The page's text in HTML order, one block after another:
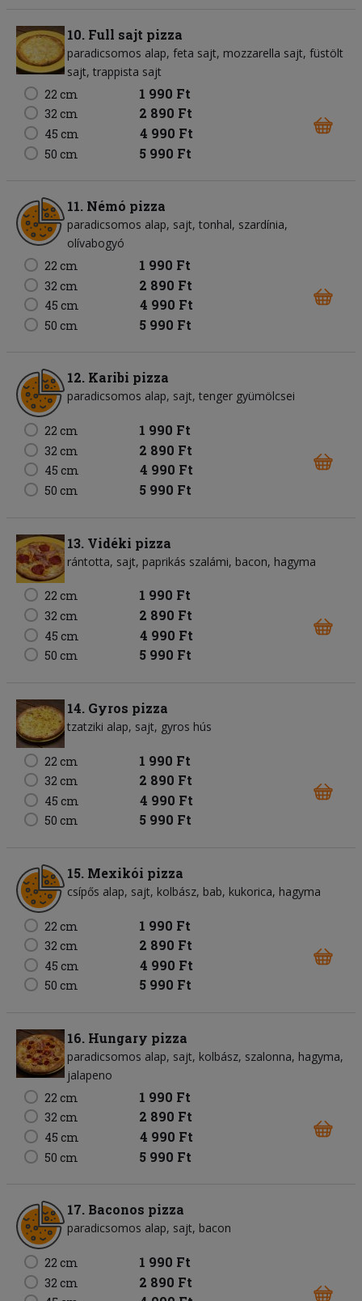
10. Full sajt pizza
paradicsomos alap feta sajt mozzarella sajt füstölt
sajt trappista sajt
22 cm
1 990 Ft
32 cm 2 890 Ft
45 cm 4 990 Ft
50 cm 5 990 Ft
11. Némó pizza
paradicsomos alap sajt tonhal szardínia
olívabogyó
22 cm
1 990 Ft
32 cm 2 890 Ft
45 cm 4 990 Ft
50 cm 5 990 Ft
12. Karibi pizza
paradicsomos alap sajt tenger gyümölcsei
22 cm 1 990 Ft
32 cm 2 890 Ft
45 cm 4 990 Ft
50 cm 5 990 Ft
13. Vidéki pizza
rántotta sajt paprikás szalámi bacon hagyma
22 cm 1 990 Ft
32 cm 2 890 Ft
45 cm 4 990 Ft
50 cm 5 990 Ft
14. Gyros pizza
tzatziki alap sajt gyros hús
22 cm 1 990 Ft
32 cm 2 890 Ft
45 cm 4 990 Ft
50 cm 5 990 Ft
15. Mexikói pizza
csípős alap sajt kolbász bab kukorica hagyma
22 cm 1 990 Ft
32 cm 2 890 Ft
45 cm 4 990 Ft
50 cm 5 990 Ft
16. Hungary pizza
paradicsomos alap sajt kolbász szalonna hagyma
jalapeno
22 cm
1 990 Ft
32 cm 2 890 Ft
45 cm 4 990 Ft
50 cm 5 990 Ft
17. Baconos pizza
paradicsomos alap sajt bacon
22 cm 1 990 Ft
32 cm 2 890 Ft